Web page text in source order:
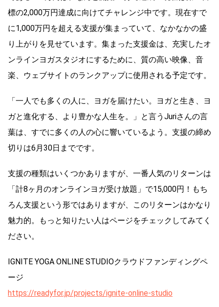
標の2,000万円達成に向けてチャレンジ中です。現在すで
に1,000万円を超える支援が集まっていて、なかなかの盛
り上がりを見せています。集まった支援金は、充実したオ
ンラインヨガスタジオにするために、質の高い映像、音
楽、ウェブサイトのランクアップに使用される予定です。
「一人でも多くの人に、ヨガを届けたい。ヨガと生き、ヨ
ガと進化する、より豊かな人生を。」と言うJuriさんの言
葉は、すでに多くの人の心に響いているよう。支援の締め
切りは6月30日までです。
支援の種類はいくつかありますが、一番人気のリターンは
「計8ヶ月のオンラインヨガ受け放題」で15,000円！もち
ろん支援という形ではありますが、このリターンはかなり
魅力的。もっと知りたい人はページをチェックしてみてく
ださい。
IGNITE YOGA ONLINE STUDIOクラウドファンディングペ
ージ
https://readyfor.jp/projects/ignite-online-studio